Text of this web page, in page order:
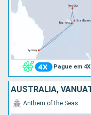
Pague em 4X
Anthem of the Seas